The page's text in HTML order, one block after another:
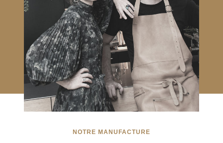
NOTRE MANUFACTURE